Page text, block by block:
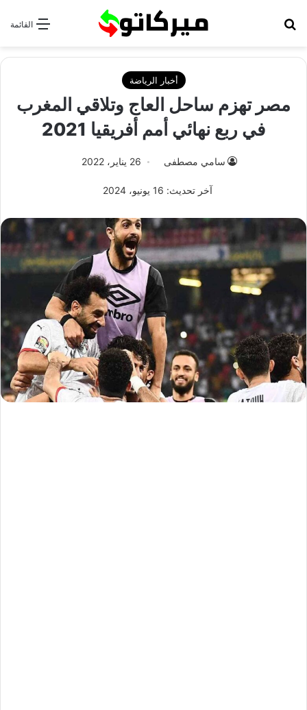
القائمة
أخبار الرياضة
مصر تهزم ساحل العاج وتلاقي المغرب
في ربع نهائي أمم أفريقيا 2021
سامي مصطفى 26 يناير، 2022
آخر تحديث: 16 يونيو، 2024